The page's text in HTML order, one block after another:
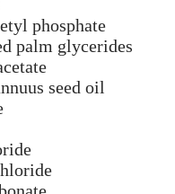
phosphate
palm glycerides
seed oil